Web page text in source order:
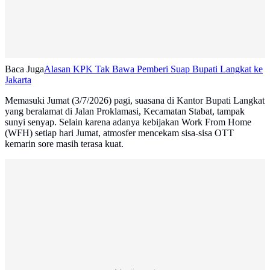
Baca JugaAlasan KPK Tak Bawa Pemberi Suap Bupati Langkat ke
Jakarta
Memasuki Jumat (3/7/2026) pagi, suasana di Kantor Bupati Langkat
yang beralamat di Jalan Proklamasi, Kecamatan Stabat, tampak
sunyi senyap. Selain karena adanya kebijakan Work From Home
(WFH) setiap hari Jumat, atmosfer mencekam sisa-sisa OTT
kemarin sore masih terasa kuat.